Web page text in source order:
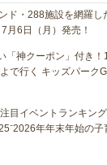
ド・288施設を網羅し
月6日（月）発売！
「神クーポン」付き！
で行く キッズパーク
目イベントランキン
年年末年始の